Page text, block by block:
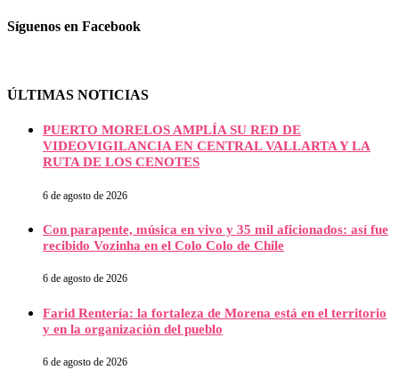
Síguenos en Facebook
ÚLTIMAS NOTICIAS
PUERTO MORELOS AMPLÍA SU RED DE
VIDEOVIGILANCIA EN CENTRAL VALLARTA Y LA
RUTA DE LOS CENOTES
6 de agosto de 2026
Con parapente, música en vivo y 35 mil aficionados: así fue
recibido Vozinha en el Colo Colo de Chile
6 de agosto de 2026
Farid Rentería: la fortaleza de Morena está en el territorio
y en la organización del pueblo
6 de agosto de 2026